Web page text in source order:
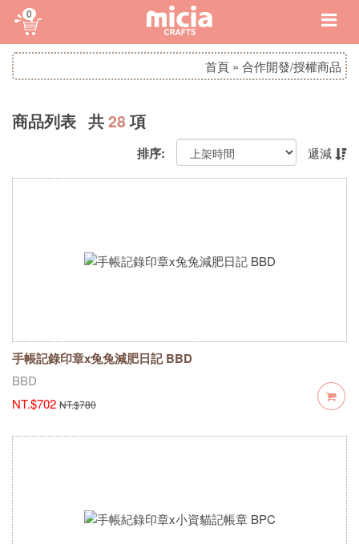
0
首頁 » 合作開發/授權商品
商品列表 共28 項
排序: 遞減
手帳記錄印章x兔兔減肥日記 BBD
BBD
NT.$702 NT.$780